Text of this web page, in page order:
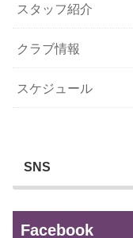
スタッフ紹介
クラブ情報
スケジュール
SNS
Facebook